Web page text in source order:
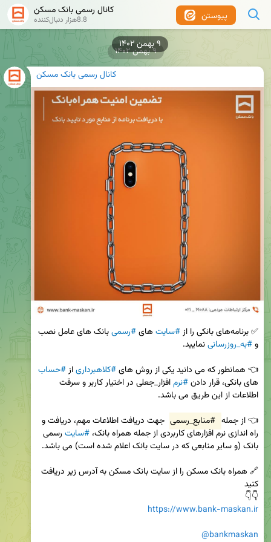
۹ بهمن ۱۴۰۲
پیوستن کانال رسمی بانک مسکن
8.8هزار دنبال‌کننده
کانال رسمی بانک مسکن
✅ برنامه‌های بانکی را از #سایت‌ های #رسمی
و #به‌_روزرسانی
👈 همانطور که می دانید یکی از روش های #کلاهبرداری از #حساب
های بانکی، قرار دادن #نرم
👈 از جمله #منابع_رسمی
راه اندازی نرم افزارهای کاربردی از جمله همراه بانک، #سایت
👇👇
https://www.bank-maskan.ir
@bankmaskan
۹ بهمن ۱۴۰۲